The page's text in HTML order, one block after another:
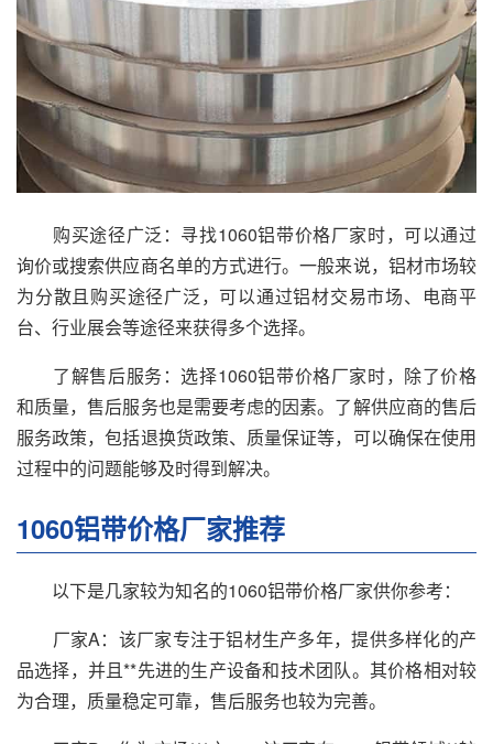
购买途径广泛：寻找1060铝带价格厂家时，可以通过
询价或搜索供应商名单的方式进行。一般来说，铝材市场较
为分散且购买途径广泛，可以通过铝材交易市场、电商平
台、行业展会等途径来获得多个选择。
了解售后服务：选择1060铝带价格厂家时，除了价格
和质量，售后服务也是需要考虑的因素。了解供应商的售后
服务政策，包括退换货政策、质量保证等，可以确保在使用
过程中的问题能够及时得到解决。
1060铝带价格厂家推荐
以下是几家较为知名的1060铝带价格厂家供你参考：
厂家A：该厂家专注于铝材生产多年，提供多样化的产
品选择，并且**先进的生产设备和技术团队。其价格相对较
为合理，质量稳定可靠，售后服务也较为完善。